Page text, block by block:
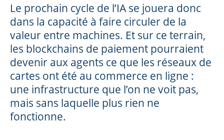
Le prochain cycle de l’IA se jouera donc
dans la capacité à faire circuler de la
valeur entre machines. Et sur ce terrain,
les blockchains de paiement pourraient
devenir aux agents ce que les réseaux de
cartes ont été au commerce en ligne :
une infrastructure que l’on ne voit pas,
mais sans laquelle plus rien ne
fonctionne.